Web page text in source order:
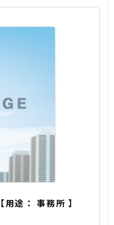
【用途：事務所 】